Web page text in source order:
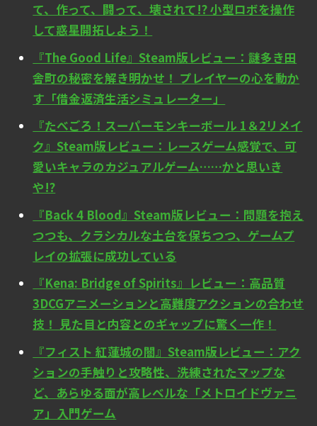
て、作って、闘って、壊されて!? 小型ロボを操作
して惑星開拓しよう！
『The Good Life』Steam版レビュー：謎多き田
舎町の秘密を解き明かせ！ プレイヤーの心を動か
す「借金返済生活シミュレーター」
『たべごろ！スーパーモンキーボール 1＆2リメイ
ク』Steam版レビュー：レースゲーム感覚で、可
愛いキャラのカジュアルゲーム……かと思いき
や!?
『Back 4 Blood』Steam版レビュー：問題を抱え
つつも、クラシカルな土台を保ちつつ、ゲームプ
レイの拡張に成功している
『Kena: Bridge of Spirits』レビュー：高品質
3DCGアニメーションと高難度アクションの合わせ
技！ 見た目と内容とのギャップに驚く一作！
『フィスト 紅蓮城の闇』Steam版レビュー：アク
ションの手触りと攻略性、洗練されたマップな
ど、あらゆる面が高レベルな「メトロイドヴァニ
ア」入門ゲーム